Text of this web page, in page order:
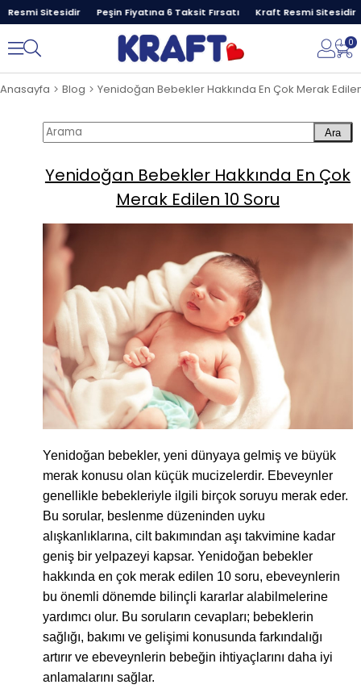
Sitesidir Peşin Fiyatına 6 Taksit Fırsatı Kraft Resmi Sitesidir
0
Anasayfa Blog
Ara
Yenidoğan Bebekler Hakkında En Çok
Merak Edilen 10 Soru
Yenidoğan bebekler, yeni dünyaya gelmiş ve büyük
merak konusu olan küçük mucizelerdir. Ebeveynler
genellikle bebekleriyle ilgili birçok soruyu merak eder.
Bu sorular, beslenme düzeninden uyku
alışkanlıklarına, cilt bakımından aşı takvimine kadar
geniş bir yelpazeyi kapsar. Yenidoğan bebekler
hakkında en çok merak edilen 10 soru, ebeveynlerin
bu önemli dönemde bilinçli kararlar alabilmelerine
yardımcı olur. Bu soruların cevapları; bebeklerin
sağlığı, bakımı ve gelişimi konusunda farkındalığı
artırır ve ebeveynlerin bebeğin ihtiyaçlarını daha iyi
anlamalarını sağlar.